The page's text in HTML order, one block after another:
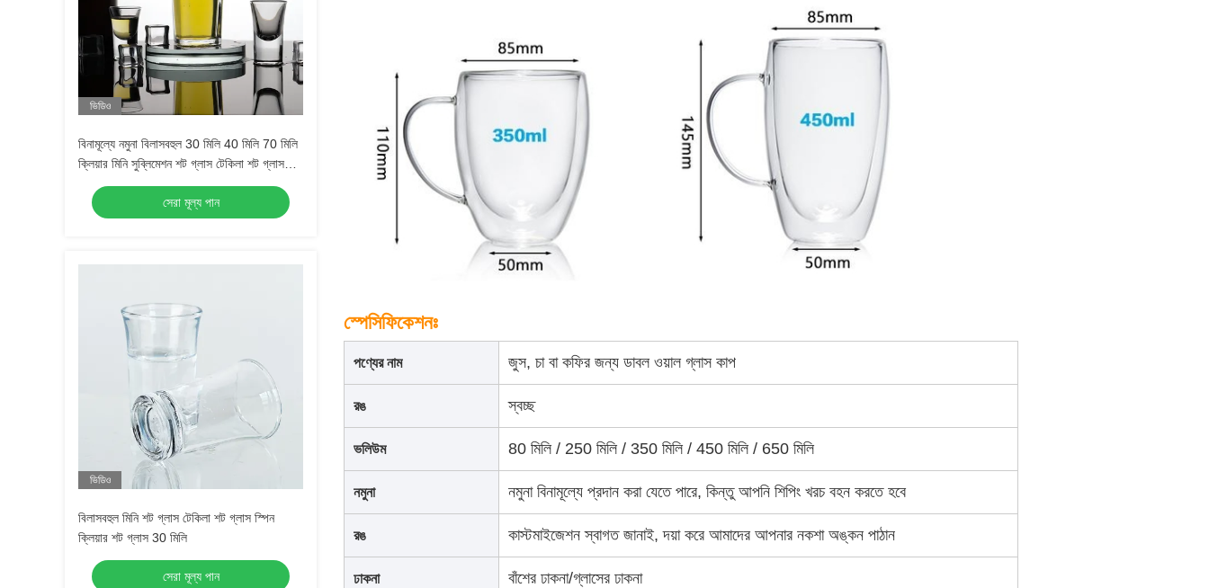
ভিডিও
বিনামূল্যে নমুনা বিলাসবহুল 30 মিলি 40 মিলি 70 মিলি
ক্লিয়ার মিনি সুব্লিমেশন শট গ্লাস টেকিলা শট গ্লাস
এসপ্রেসো শট গ্লাস
সেরা মূল্য পান
ভিডিও
বিলাসবহুল মিনি শট গ্লাস টেকিলা শট গ্লাস স্পিন
ক্লিয়ার শট গ্লাস 30 মিলি
সেরা মূল্য পান
স্পেসিফিকেশনঃ
পণ্যের নাম জুস, চা বা কফির জন্য ডাবল ওয়াল গ্লাস কাপ
রঙ স্বচ্ছ
ভলিউম 80 মিলি / 250 মিলি / 350 মিলি / 450 মিলি / 650 মিলি
নমুনা নমুনা বিনামূল্যে প্রদান করা যেতে পারে, কিন্তু আপনি শিপিং খরচ বহন করতে হবে
রঙ কাস্টমাইজেশন স্বাগত জানাই, দয়া করে আমাদের আপনার নকশা অঙ্কন পাঠান
ঢাকনা বাঁশের ঢাকনা/গ্লাসের ঢাকনা